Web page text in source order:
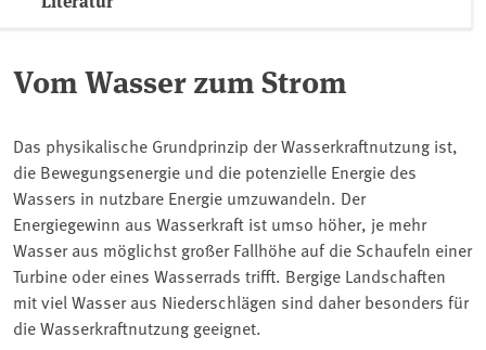
Vom Wasser zum Strom
Das physikalische Grundprinzip der Wasserkraftnutzung ist,
die Bewegungsenergie und die potenzielle Energie des
Wassers in nutzbare Energie umzuwandeln. Der
Energiegewinn aus Wasserkraft ist umso höher, je mehr
Wasser aus möglichst großer Fallhöhe auf die Schaufeln einer
Turbine oder eines Wasserrads trifft. Bergige Landschaften
mit viel Wasser aus Niederschlägen sind daher besonders für
die Wasserkraftnutzung geeignet.